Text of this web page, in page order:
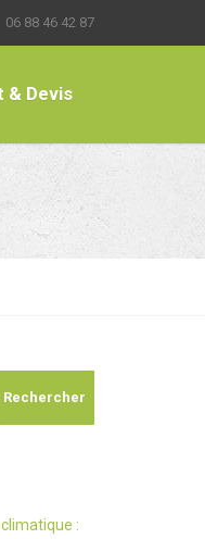
06 88 46 42 87
& Devis
: